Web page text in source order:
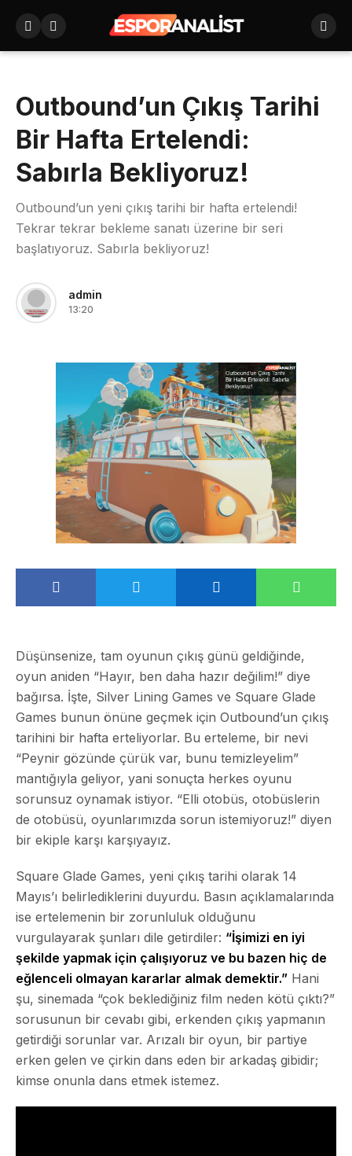
Outbound’un Çıkış Tarihi
Bir Hafta Ertelendi:
Sabırla Bekliyoruz!
Outbound’un yeni çıkış tarihi bir hafta ertelendi!
Tekrar tekrar bekleme sanatı üzerine bir seri
başlatıyoruz. Sabırla bekliyoruz!
admin
13:20
Düşünsenize, tam oyunun çıkış günü geldiğinde,
oyun aniden “Hayır, ben daha hazır değilim!” diye
bağırsa. İşte, Silver Lining Games ve Square Glade
Games bunun önüne geçmek için Outbound’un çıkış
tarihini bir hafta erteliyorlar. Bu erteleme, bir nevi
“Peynir gözünde çürük var, bunu temizleyelim”
mantığıyla geliyor, yani sonuçta herkes oyunu
sorunsuz oynamak istiyor. “Elli otobüs, otobüslerin
de otobüsü, oyunlarımızda sorun istemiyoruz!” diyen
bir ekiple karşı karşıyayız.
Square Glade Games, yeni çıkış tarihi olarak 14
Mayıs’ı belirlediklerini duyurdu. Basın açıklamalarında
ise ertelemenin bir zorunluluk olduğunu
vurgulayarak şunları dile getirdiler: “İşimizi en iyi
şekilde yapmak için çalışıyoruz ve bu bazen hiç de
eğlenceli olmayan kararlar almak demektir.” Hani
şu, sinemada “çok beklediğiniz film neden kötü çıktı?”
sorusunun bir cevabı gibi, erkenden çıkış yapmanın
getirdiği sorunlar var. Arızalı bir oyun, bir partiye
erken gelen ve çirkin dans eden bir arkadaş gibidir;
kimse onunla dans etmek istemez.